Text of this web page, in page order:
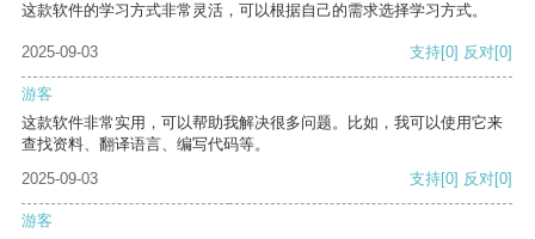
这款软件的学习方式非常灵活，可以根据自己的需求选择学习方式。
2025-09-03 支持[0] 反对[0]
游客
这款软件非常实用，可以帮助我解决很多问题。比如，我可以使用它来
查找资料、翻译语言、编写代码等。
2025-09-03
支持[0] 反对[0]
游客